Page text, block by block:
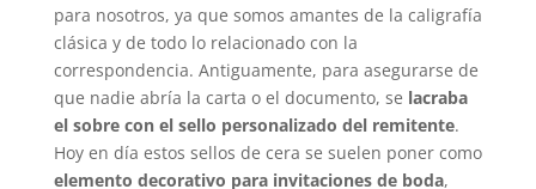
para nosotros, ya que somos amantes de la caligrafía
clásica y de todo lo relacionado con la
correspondencia. Antiguamente, para asegurarse de
que nadie abría la carta o el documento, se lacraba
el sobre con el sello personalizado del remitente.
Hoy en día estos sellos de cera se suelen poner como
elemento decorativo para invitaciones de boda,